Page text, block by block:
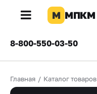
×
КОМПАНИЯ
М МПКМ
8-800-550-03-50
Главная / Каталог товаров